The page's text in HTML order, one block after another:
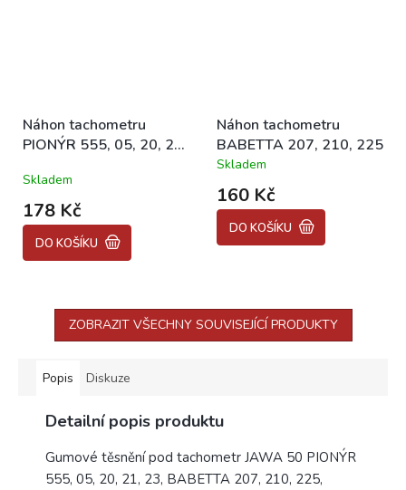
Náhon tachometru
PIONÝR 555, 05, 20, 21,
Skladem
178 Kč
DO KOŠÍKU
Náhon tachometru
BABETTA 207, 210, 225
Průměrné
hodnocení
produktu
je
5,0
Skladem
160 Kč
DO KOŠÍKU
ZOBRAZIT VŠECHNY SOUVISEJÍCÍ PRODUKTY
Popis Diskuze
Detailní popis produktu
Gumové těsnění pod tachometr JAWA 50 PIONÝR
555, 05, 20, 21, 23, BABETTA 207, 210, 225,